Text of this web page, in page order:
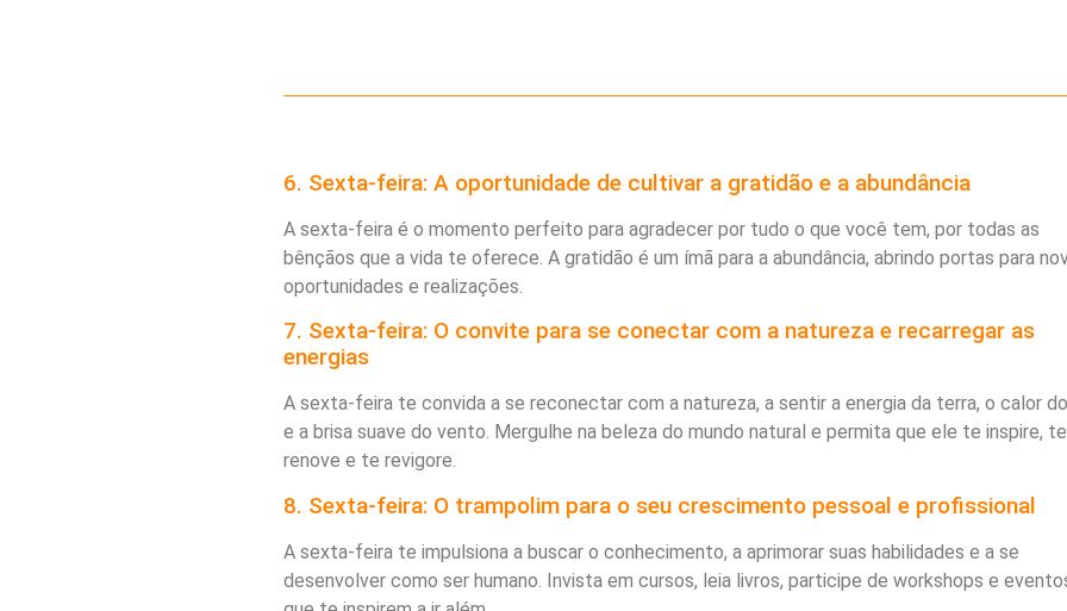
6. Sexta-feira: A oportunidade de cultivar a gratidão e a abundância
A sexta-feira é o momento perfeito para agradecer por tudo o que você tem, por todas as
bênçãos que a vida te oferece. A gratidão é um ímã para a abundância, abrindo portas para
oportunidades e realizações.
7. Sexta-feira: O convite para se conectar com a natureza e recarregar as
energias
A sexta-feira te convida a se reconectar com a natureza, a sentir a energia da terra, o calor
e a brisa suave do vento. Mergulhe na beleza do mundo natural e permita que ele te inspire, te
renove e te revigore.
8. Sexta-feira: O trampolim para o seu crescimento pessoal e profissional
A sexta-feira te impulsiona a buscar o conhecimento, a aprimorar suas habilidades e a se
desenvolver como ser humano. Invista em cursos, leia livros, participe de workshops e